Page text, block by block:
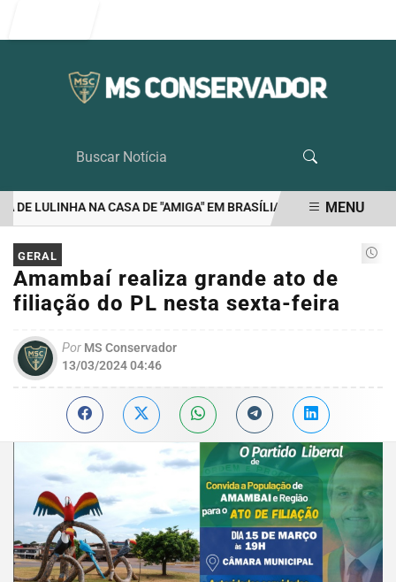
LULINHA NA CASA DE "AMIGA" EM BRASÍLIA RIEDEL É O
EM ALTA
MENU
GERAL
Amambaí realiza grande ato de
filiação do PL nesta sexta-feira
Por MS Conservador
13/03/2024 04:46